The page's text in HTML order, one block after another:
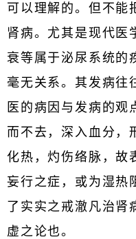
可以理解的。但不能
肾病。尤其是现代医
衰等属于泌尿系统的
毫无关系。其发病往
医的病因与发病的观
而不去，深入血分，
化热，灼伤络脉，故
妄行之症，或为湿热
了实实之戒澈凡治
虚之论也。